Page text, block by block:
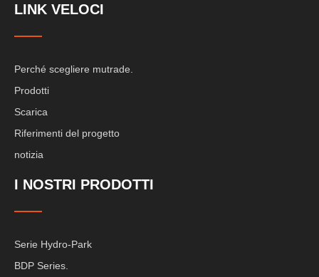
LINK VELOCI
Perché scegliere mutrade.
Prodotti
Scarica
Riferimenti del progetto
notizia
I NOSTRI PRODOTTI
Serie Hydro-Park
BDP Series.